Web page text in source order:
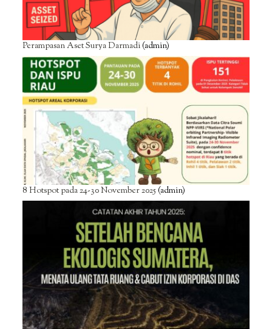
Perampasan Aset Surya Darmadi(admin)
8 Hotspot pada 24-30 November 2025(admin)